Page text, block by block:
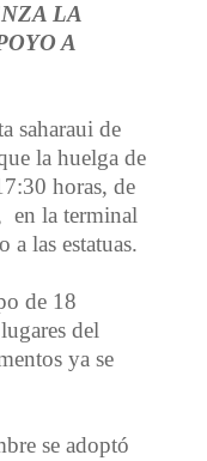
LA
A
saharaui de
la huelga de
horas, de
en la terminal
a las estatuas.
de 18
del
ya se
se adoptó